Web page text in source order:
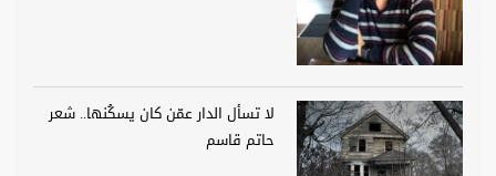
لا تسأل الدار عمّن كان يسكُنها.. شعر
حاتم قاسم